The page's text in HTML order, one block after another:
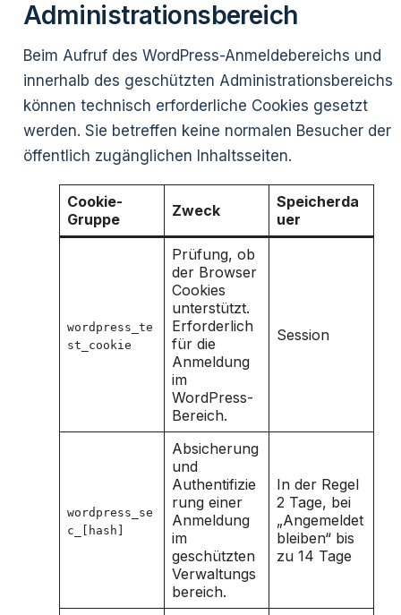
Administrationsbereich
Beim Aufruf des WordPress-Anmeldebereichs und
innerhalb des geschützten Administrationsbereichs
können technisch erforderliche Cookies gesetzt
werden. Sie betreffen keine normalen Besucher der
öffentlich zugänglichen Inhaltsseiten.
Cookie-
Gruppe
Zweck
Speicherda
uer
wordpress_te
st_cookie
Prüfung, ob
der Browser
Cookies
unterstützt.
Erforderlich
für die
Anmeldung
im
WordPress-
Bereich.
Session
wordpress_se
c_[hash]
Absicherung
und
Authentifizie
rung einer
Anmeldung
im
geschützten
Verwaltungs
bereich.
In der Regel
2 Tage, bei
„Angemeldet
bleiben“ bis
zu 14 Tage